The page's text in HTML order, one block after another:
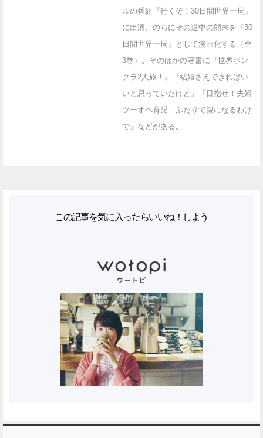
ルの番組『行くぞ！30日間世界一周』
に出演、のちにその道中の顛末を『30
日間世界一周』として漫画化する（全
3巻）。そのほかの著書に『世界ボン
クラ2人旅！』『結婚さえできればい
いと思っていたけど』『目指せ！夫婦
ツーオペ育児 ふたりで親になるわけ
で』などがある。
この記事を気に入ったらいいね！しよう